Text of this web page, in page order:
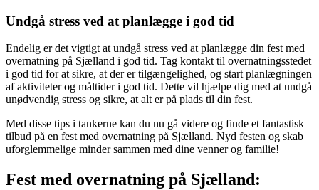
Undgå stress ved at planlægge i god tid
Endelig er det vigtigt at undgå stress ved at planlægge din fest med
overnatning på Sjælland i god tid. Tag kontakt til overnatningsstedet
i god tid for at sikre, at der er tilgængelighed, og start planlægningen
af aktiviteter og måltider i god tid. Dette vil hjælpe dig med at undgå
unødvendig stress og sikre, at alt er på plads til din fest.
Med disse tips i tankerne kan du nu gå videre og finde et fantastisk
tilbud på en fest med overnatning på Sjælland. Nyd festen og skab
uforglemmelige minder sammen med dine venner og familie!
Fest med overnatning på Sjælland: